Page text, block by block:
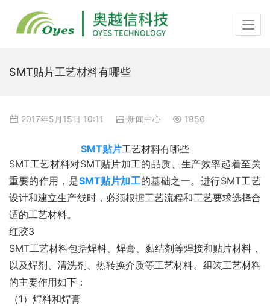
SMT贴片工艺材料有哪些
2017年5月15日 10:11 新闻中心 1850
SMT贴片工艺材料有哪些
SMT工艺材料对SMT贴片加工的品质、生产效率起着至关
重要的作用，是SMT贴片加工的基础之一。进行SMT工艺
设计和建立生产线时，必须根据工艺流程和工艺要求选择合
适的工艺材料。
红胶3
SMT工艺材料包括焊料、焊膏、黏结剂等焊接和贴片材料，
以及焊剂、清洗剂、热转换介质等工艺材料。组装工艺材料
的主要作用如下：
（1）焊料和焊膏